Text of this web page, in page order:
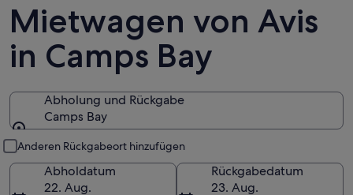
Mietwagen von Avis
in Camps Bay
Abholung und Rückgabe
Camps Bay
Anderen Rückgabeort hinzufügen
Abholdatum
22. Aug.
Rückgabedatum
23. Aug.